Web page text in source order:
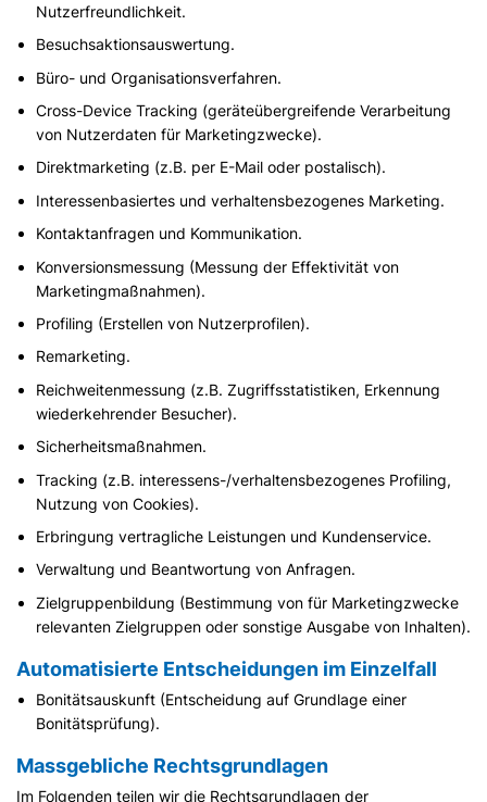
Nutzerfreundlichkeit.
Besuchsaktionsauswertung.
Büro- und Organisationsverfahren.
Cross-Device Tracking (geräteübergreifende Verarbeitung
von Nutzerdaten für Marketingzwecke).
Direktmarketing (z.B. per E-Mail oder postalisch).
Interessenbasiertes und verhaltensbezogenes Marketing.
Kontaktanfragen und Kommunikation.
Konversionsmessung (Messung der Effektivität von
Marketingmaßnahmen).
Profiling (Erstellen von Nutzerprofilen).
Remarketing.
Reichweitenmessung (z.B. Zugriffsstatistiken, Erkennung
wiederkehrender Besucher).
Sicherheitsmaßnahmen.
Tracking (z.B. interessens-/verhaltensbezogenes Profiling,
Nutzung von Cookies).
Erbringung vertragliche Leistungen und Kundenservice.
Verwaltung und Beantwortung von Anfragen.
Zielgruppenbildung (Bestimmung von für Marketingzwecke
relevanten Zielgruppen oder sonstige Ausgabe von Inhalten).
Automatisierte Entscheidungen im Einzelfall
Bonitätsauskunft (Entscheidung auf Grundlage einer
Bonitätsprüfung).
Massgebliche Rechtsgrundlagen
Im Folgenden teilen wir die Rechtsgrundlagen der